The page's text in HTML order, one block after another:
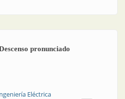
pronunciado
Eléctrica